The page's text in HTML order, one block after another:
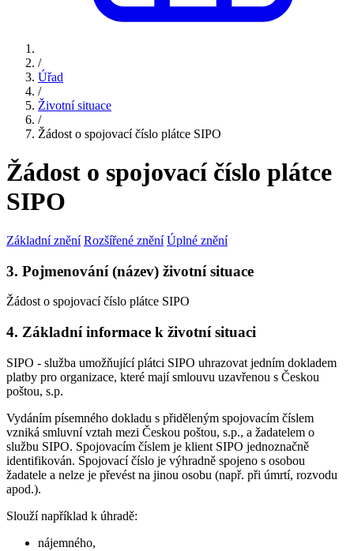
/
Úřad
/
Životní situace
/
Žádost o spojovací číslo plátce SIPO
Žádost o spojovací číslo plátce
SIPO
Základní znění Rozšířené znění Úplné znění
3. Pojmenování (název) životní situace
Žádost o spojovací číslo plátce SIPO
4. Základní informace k životní situaci
SIPO - služba umožňující plátci SIPO uhrazovat jedním dokladem
platby pro organizace, které mají smlouvu uzavřenou s Českou
poštou, s.p.
Vydáním písemného dokladu s přiděleným spojovacím číslem
vzniká smluvní vztah mezi Českou poštou, s.p., a žadatelem o
službu SIPO. Spojovacím číslem je klient SIPO jednoznačně
identifikován. Spojovací číslo je výhradně spojeno s osobou
žadatele a nelze je převést na jinou osobu (např. při úmrtí, rozvodu
apod.).
Slouží například k úhradě:
nájemného,